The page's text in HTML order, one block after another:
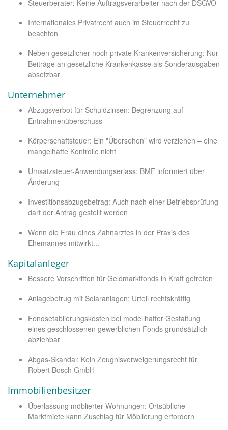
Steuerberater: Keine Auftragsverarbeiter nach der DSGVO
Internationales Privatrecht auch im Steuerrecht zu
beachten
Neben gesetzlicher noch private Krankenversicherung: Nur
Beiträge an gesetzliche Krankenkasse als Sonderausgaben
absetzbar
Unternehmer
Abzugsverbot für Schuldzinsen: Begrenzung auf
Entnahmenüberschuss
Körperschaftsteuer: Ein "Übersehen" wird verziehen – eine
mangelhafte Kontrolle nicht
Umsatzsteuer-Anwendungserlass: BMF informiert über
Änderung
Investitionsabzugsbetrag: Auch nach einer Betriebsprüfung
darf der Antrag gestellt werden
Wenn die Frau eines Zahnarztes in der Praxis des
Ehemannes mitwirkt...
Kapitalanleger
Bessere Vorschriften für Geldmarktfonds in Kraft getreten
Anlagebetrug mit Solaranlagen: Urteil rechtskräftig
Fondsetablierungskosten bei modellhafter Gestaltung
eines geschlossenen gewerblichen Fonds grundsätzlich
abziehbar
Abgas-Skandal: Kein Zeugnisverweigerungsrecht für
Robert Bosch GmbH
Immobilienbesitzer
Überlassung möblierter Wohnungen: Ortsübliche
Marktmiete kann Zuschlag für Möblierung erfordern